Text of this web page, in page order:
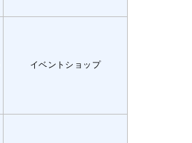
イベントショップ